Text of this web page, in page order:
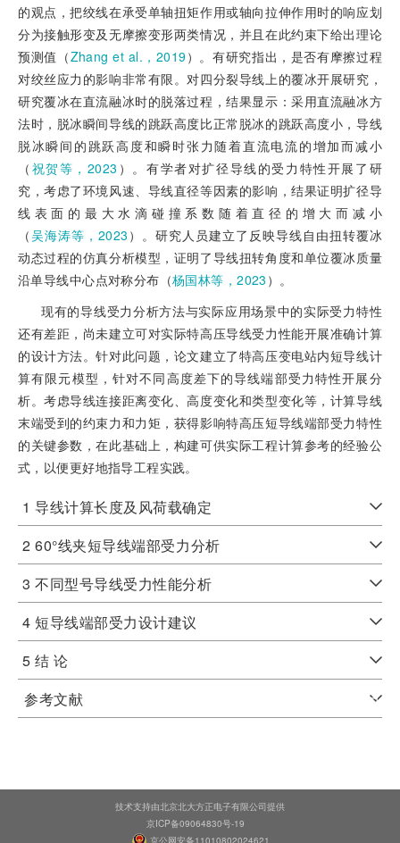
的观点，把绞线在承受单轴扭矩作用或轴向拉伸作用时的响应划
分为接触形变及无摩擦变形两类情况，并且在此约束下给出理论
预测值（Zhang et al.，2019）。有研究指出，是否有摩擦过程
对绞丝应力的影响非常有限。对四分裂导线上的覆冰开展研究，
研究覆冰在直流融冰时的脱落过程，结果显示：采用直流融冰方
法时，脱冰瞬间导线的跳跃高度比正常脱冰的跳跃高度小，导线
脱冰瞬间的跳跃高度和瞬时张力随着直流电流的增加而减小
（ 祝贺等，2023 ）。有学者对扩径导线的受力特性开展了研
究，考虑了环境风速、导线直径等因素的影响，结果证明扩径导
线表面的最大水滴碰撞系数随着直径的增大而减小
（吴海涛等，2023 ）。研究人员建立了反映导线自由扭转覆冰
动态过程的仿真分析模型，证明了导线扭转角度和单位覆冰质量
沿单导线中心点对称分布（杨国林等，2023 ）。
现有的导线受力分析方法与实际应用场景中的实际受力特性
还有差距，尚未建立可对实际特高压导线受力性能开展准确计算
的设计方法。针对此问题，论文建立了特高压变电站内短导线计
算有限元模型，针对不同高度差下的导线端部受力特性开展分
析。考虑导线连接距离变化、高度变化和类型变化等，计算导线
末端受到的约束力和力矩，获得影响特高压短导线端部受力特性
的关键参数，在此基础上，构建可供实际工程计算参考的经验公
式，以便更好地指导工程实践。
1 导线计算长度及风荷载确定
2 60°线夹短导线端部受力分析
3 不同型号导线受力性能分析
4 短导线端部受力设计建议
5 结 论
参考文献
技术支持由北京北大方正电子有限公司提供
京ICP备09064830号-19